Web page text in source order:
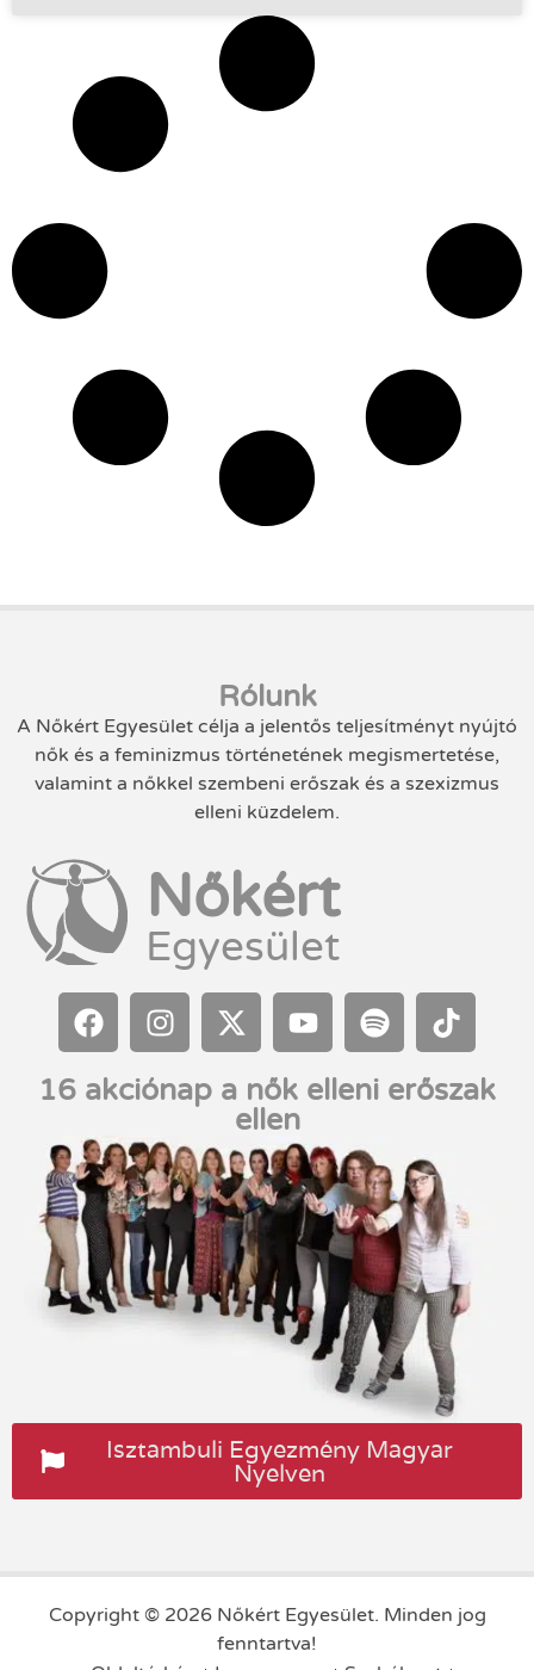
Rólunk
A Nőkért Egyesület célja a jelentős teljesítményt nyújtó
nők és a feminizmus történetének megismertetése,
valamint a nőkkel szembeni erőszak és a szexizmus
elleni küzdelem.
Nőkért
Egyesület
16 akciónap a nők elleni erőszak
ellen
Isztambuli Egyezmény Magyar
Nyelven
Copyright © 2026 Nőkért Egyesület. Minden jog
fenntartva!